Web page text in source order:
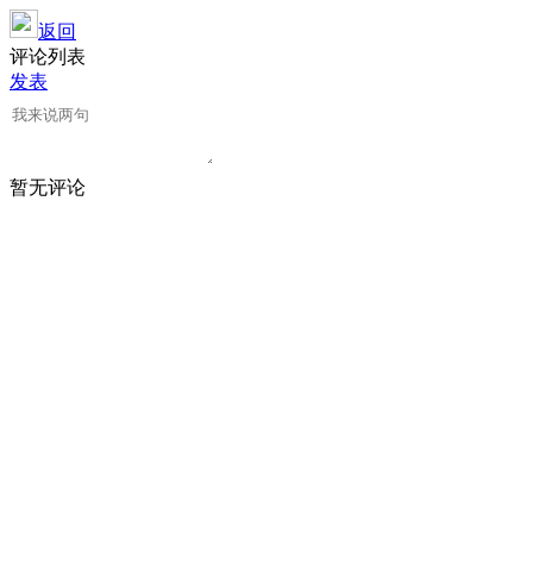
返回
评论列表
发表
暂无评论